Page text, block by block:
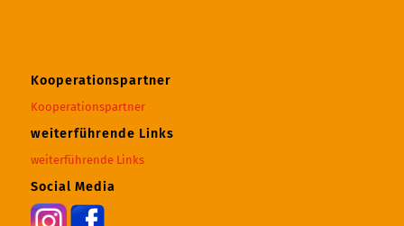
Kooperationspartner
Kooperationspartner
weiterführende Links
weiterführende Links
Social Media